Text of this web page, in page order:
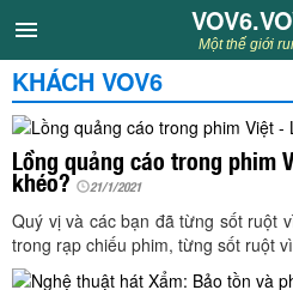
VOV6.VOV.VN
CHUYÊN MỤC
Khách VOV6
Văn học
Nghệ thuật
Một thế giới
KHÁCH VOV6
Lồng quảng cáo trong phim
khéo? 21/1/2021
Quý vị và các bạn đã từng sốt ruột
trong rạp chiếu phim, từng sốt ruột vì